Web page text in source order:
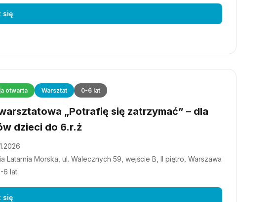
się
otwarta Warsztat 0-6 lat
„Potrafię się zatrzymać” – dla
dzieci do 6.r.ż
Latarnia Morska, ul. Walecznych 59, wejście B, II piętro, Warszawa
6 lat
się